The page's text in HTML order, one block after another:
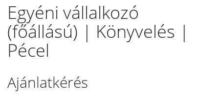
Egyéni vállalkozó
(főállású) | Könyvelés |
Pécel
Ajánlatkérés